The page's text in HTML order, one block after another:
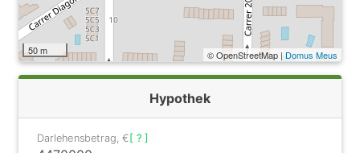
50 m © OpenStreetMap |Domus Meus
Hypothek
Darlehensbetrag, €[ ? ]